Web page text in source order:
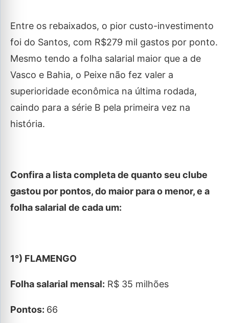
Entre os rebaixados, o pior custo-investimento
foi do Santos, com R$279 mil gastos por ponto.
Mesmo tendo a folha salarial maior que a de
Vasco e Bahia, o Peixe não fez valer a
superioridade econômica na última rodada,
caindo para a série B pela primeira vez na
história.
Confira a lista completa de quanto seu clube
gastou por pontos, do maior para o menor, e a
folha salarial de cada um:
1°) FLAMENGO
Folha salarial mensal: R$ 35 milhões
Pontos: 66